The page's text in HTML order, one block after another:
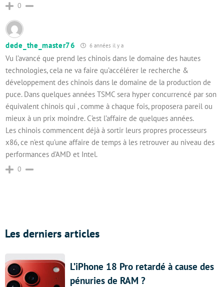
0
dede_the_master76 6 années il y a
Vu l’avancé que prend les chinois dans le domaine des hautes
technologies, cela ne va faire qu’accélérer le recherche &
développement des chinois dans le domaine de la production de
puce. Dans quelques années TSMC sera hyper concurrencé par son
équivalent chinois qui , comme à chaque fois, proposera pareil ou
mieux à un prix moindre. C’est l’affaire de quelques années.
Les chinois commencent déjà à sortir leurs propres processeurs
x86, ce n’est qu’une affaire de temps à les retrouver au niveau des
performances d’AMD et Intel.
0
Les derniers articles
L’iPhone 18 Pro retardé à cause des
pénuries de RAM ?